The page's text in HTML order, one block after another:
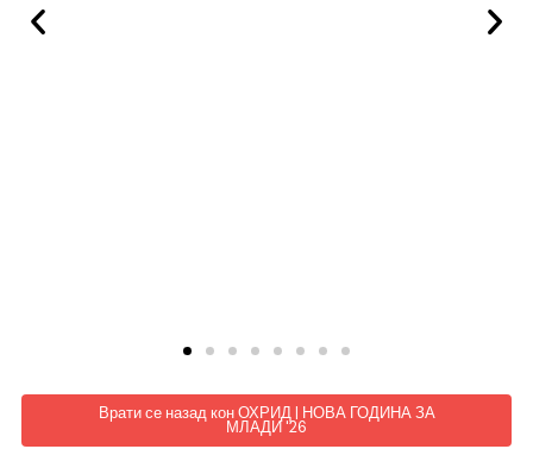
Врати се назад кон ОХРИД | НОВА ГОДИНА ЗА
МЛАДИ '26